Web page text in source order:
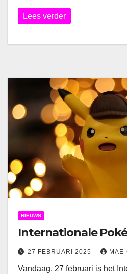
Lees verder
NIEUWS
Internationale
27 FEBRUARI 2025
Vandaag, 27 februari is het